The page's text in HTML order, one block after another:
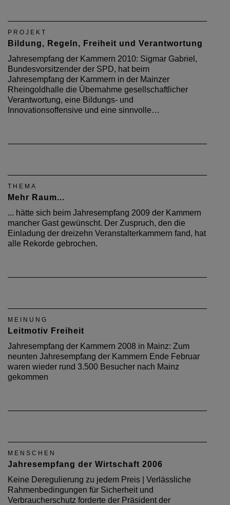
PROJEKT
Bildung, Regeln, Freiheit und Verantwortung
Jahresempfang der Kammern 2010: Sigmar Gabriel,
Bundesvorsitzender der SPD, hat beim
Jahresempfang der Kammern in der Mainzer
Rheingoldhalle die Übernahme gesellschaftlicher
Verantwortung, eine Bildungs- und
Innovationsoffensive und eine sinnvolle…
THEMA
Mehr Raum...
... hätte sich beim Jahresempfang 2009 der Kammern
mancher Gast gewünscht. Der Zuspruch, den die
Einladung der dreizehn Veranstalterkammern fand, hat
alle Rekorde gebrochen.
MEINUNG
Leitmotiv Freiheit
Jahresempfang der Kammern 2008 in Mainz: Zum
neunten Jahresempfang der Kammern Ende Februar
waren wieder rund 3.500 Besucher nach Mainz
gekommen
MENSCHEN
Jahresempfang der Wirtschaft 2006
Keine Deregulierung zu jedem Preis | Verlässliche
Rahmenbedingungen für Sicherheit und
Verbraucherschutz forderte der Präsident der